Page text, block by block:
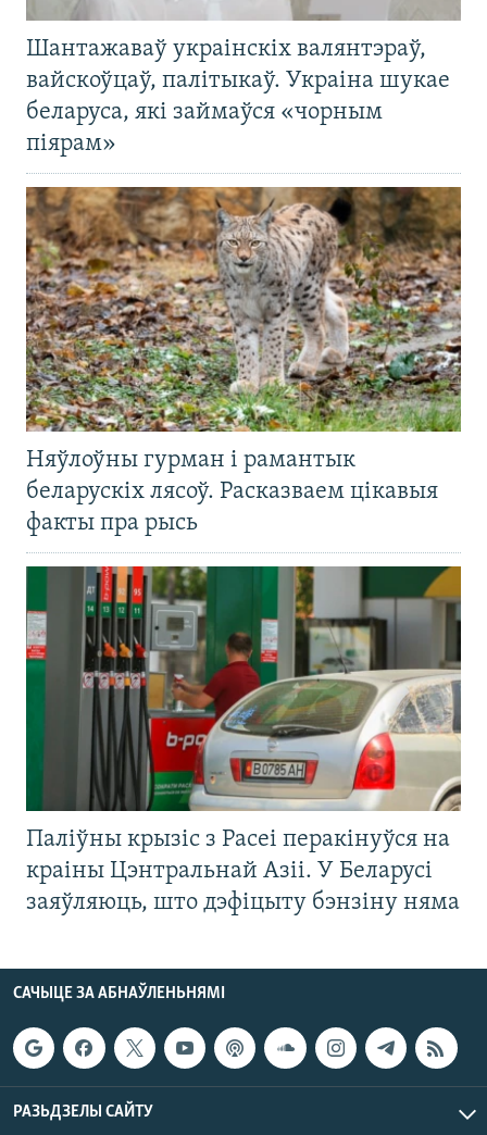
Шантажаваў украінскіх валянтэраў,
вайскоўцаў, палітыкаў. Украіна шукае
беларуса, які займаўся «чорным
піярам»
Няўлоўны гурман і рамантык
беларускіх лясоў. Расказваем цікавыя
факты пра рысь
Паліўны крызіс з Расеі перакінуўся на
краіны Цэнтральнай Азіі. У Беларусі
заяўляюць, што дэфіцыту бэнзіну няма
САЧЫЦЕ ЗА АБНАЎЛЕНЬНЯМІ
РАЗЬДЗЕЛЫ САЙТУ